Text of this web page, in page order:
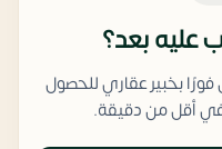
عليه بعد؟
بخبير عقاري للحصول
أقل من دقيقة.